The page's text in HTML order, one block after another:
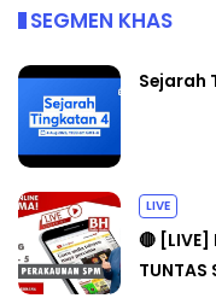
SEGMEN KHAS
Sejarah
LIVE
🔴 [LIVE]
TUNTAS